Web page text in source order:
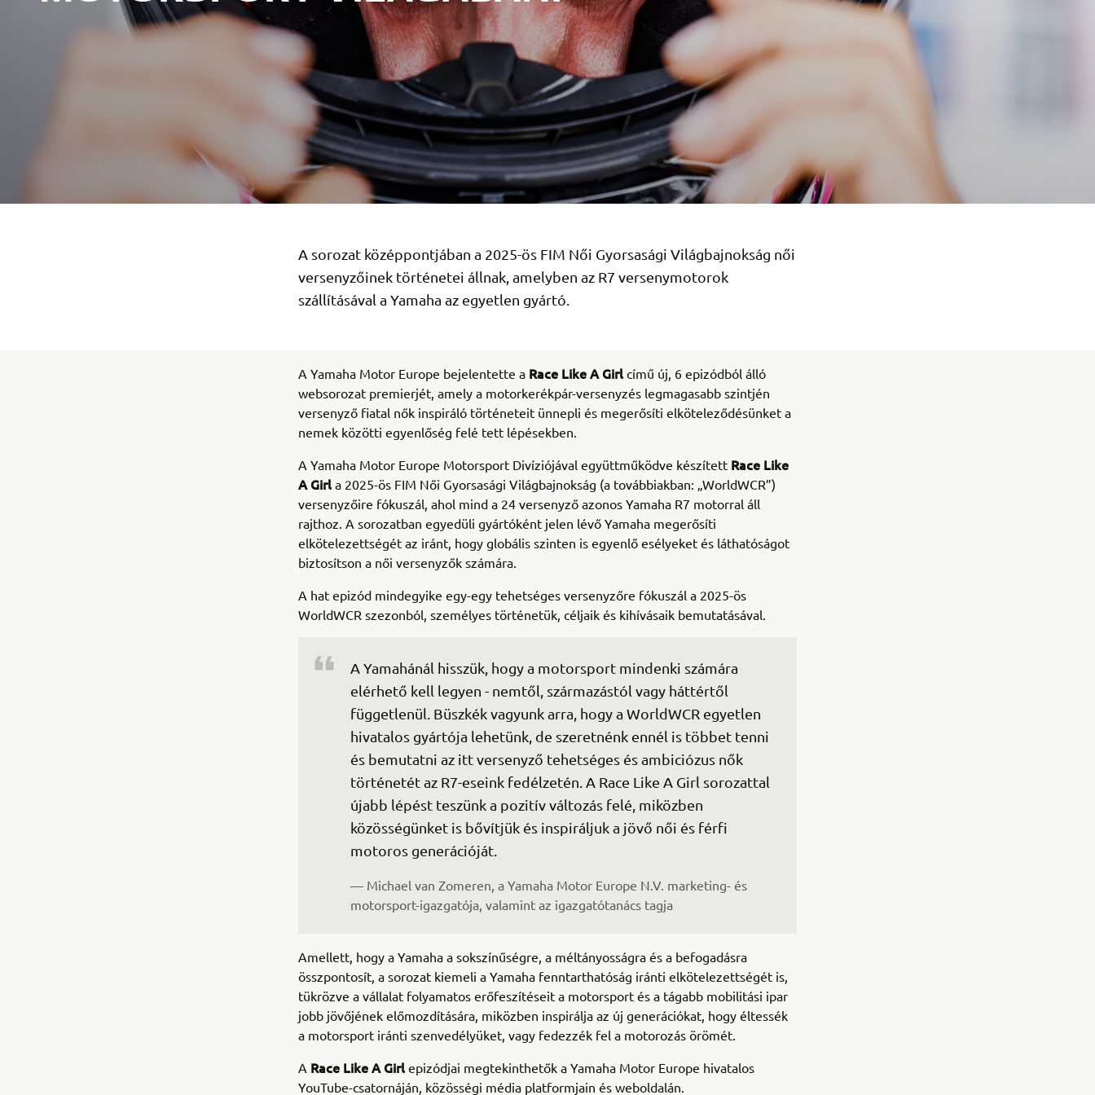
A sorozat középpontjában a 2025-ös FIM Női Gyorsasági Világbajnokság női
versenyzőinek történetei állnak, amelyben az R7 versenymotorok
szállításával a Yamaha az egyetlen gyártó.
A Yamaha Motor Europe bejelentette a Race Like A Girl című új, 6 epizódból álló
websorozat premierjét, amely a motorkerékpár-versenyzés legmagasabb szintjén
versenyző fiatal nők inspiráló történeteit ünnepli és megerősíti elköteleződésünket a
nemek közötti egyenlőség felé tett lépésekben.
A Yamaha Motor Europe Motorsport Divíziójával együttműködve készített Race Like
A Girl a 2025-ös FIM Női Gyorsasági Világbajnokság (a továbbiakban: „WorldWCR”)
versenyzőire fókuszál, ahol mind a 24 versenyző azonos Yamaha R7 motorral áll
rajthoz. A sorozatban egyedüli gyártóként jelen lévő Yamaha megerősíti
elkötelezettségét az iránt, hogy globális szinten is egyenlő esélyeket és láthatóságot
biztosítson a női versenyzők számára.
A hat epizód mindegyike egy-egy tehetséges versenyzőre fókuszál a 2025-ös
WorldWCR szezonból, személyes történetük, céljaik és kihívásaik bemutatásával.
A Yamahánál hisszük, hogy a motorsport mindenki számára
elérhető kell legyen - nemtől, származástól vagy háttértől
függetlenül. Büszkék vagyunk arra, hogy a WorldWCR egyetlen
hivatalos gyártója lehetünk, de szeretnénk ennél is többet tenni
és bemutatni az itt versenyző tehetséges és ambiciózus nők
történetét az R7-eseink fedélzetén. A Race Like A Girl sorozattal
újabb lépést teszünk a pozitív változás felé, miközben
közösségünket is bővítjük és inspiráljuk a jövő női és férfi
motoros generációját.
— Michael van Zomeren, a Yamaha Motor Europe N.V. marketing- és
motorsport-igazgatója, valamint az igazgatótanács tagja
Amellett, hogy a Yamaha a sokszínűségre, a méltányosságra és a befogadásra
összpontosít, a sorozat kiemeli a Yamaha fenntarthatóság iránti elkötelezettségét is,
tükrözve a vállalat folyamatos erőfeszítéseit a motorsport és a tágabb mobilitási ipar
jobb jövőjének előmozdítására, miközben inspirálja az új generációkat, hogy éltessék
a motorsport iránti szenvedélyüket, vagy fedezzék fel a motorozás örömét.
A Race Like A Girl epizódjai megtekinthetők a Yamaha Motor Europe hivatalos
YouTube-csatornáján, közösségi média platformjain és weboldalán.